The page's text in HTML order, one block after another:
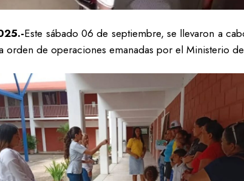
Este sábado 06 de septiembre, se llevaron a
de operaciones emanadas por el Ministerio